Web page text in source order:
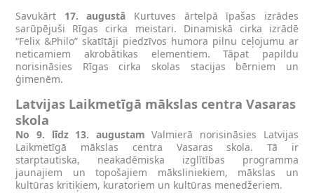
Savukārt 17. augustā Kurtuves ārtelpā īpašas izrādes
sarūpējuši Rīgas cirka meistari. Dinamiskā cirka izrādē
“Felix &Philo” skatītāji piedzīvos humora pilnu ceļojumu ar
neticamiem akrobātikas elementiem. Tāpat papildu
norisināsies Rīgas cirka skolas stacijas bērniem un
ģimenēm.
Latvijas Laikmetīgā mākslas centra Vasaras
skola
No 9. līdz 13. augustam Valmierā norisināsies Latvijas
Laikmetīgā mākslas centra Vasaras skola. Tā ir
starptautiska, neakadēmiska izglītības programma
jaunajiem un topošajiem māksliniekiem, mākslas un
kultūras kritiķiem, kuratoriem un kultūras menedžeriem.